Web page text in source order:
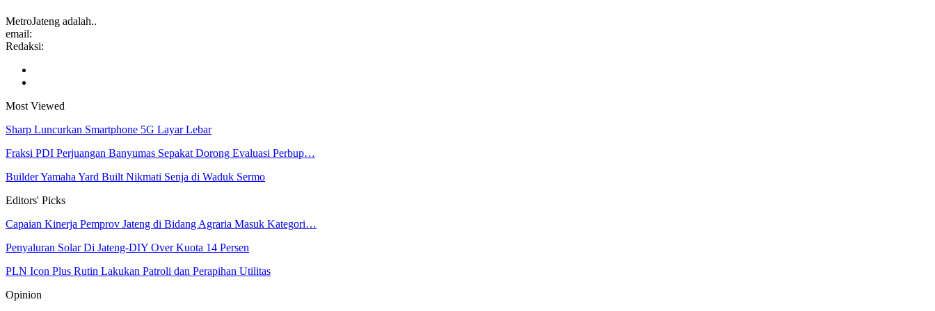
MetroJateng adalah..
email:
Redaksi:
Most Viewed
Sharp Luncurkan Smartphone 5G Layar Lebar
Fraksi PDI Perjuangan Banyumas Sepakat Dorong Evaluasi Perbup…
Builder Yamaha Yard Built Nikmati Senja di Waduk Sermo
Editors' Picks
Capaian Kinerja Pemprov Jateng di Bidang Agraria Masuk Kategori…
Penyaluran Solar Di Jateng-DIY Over Kuota 14 Persen
PLN Icon Plus Rutin Lakukan Patroli dan Perapihan Utilitas
Opinion